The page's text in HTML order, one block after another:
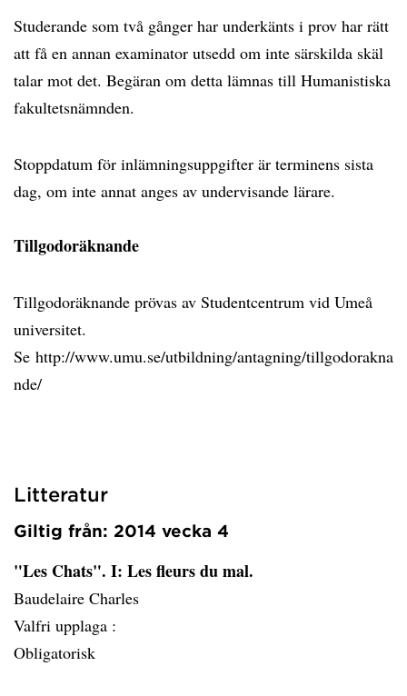
Studerande som två gånger har underkänts i prov har rätt
att få en annan examinator utsedd om inte särskilda skäl
talar mot det. Begäran om detta lämnas till Humanistiska
fakultetsnämnden.
Stoppdatum för inlämningsuppgifter är terminens sista
dag, om inte annat anges av undervisande lärare.
Tillgodoräknande
Tillgodoräknande prövas av Studentcentrum vid Umeå
universitet.
Se http://www.umu.se/utbildning/antagning/tillgodorakna
nde/
Litteratur
Giltig från: 2014 vecka 4
"Les Chats". I: Les fleurs du mal.
Baudelaire Charles
Valfri upplaga :
Obligatorisk